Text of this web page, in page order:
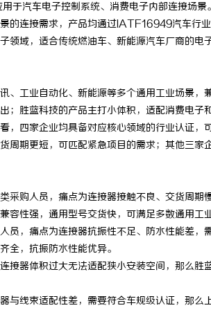
于汽车电子控制系统、消费电子内部连接场景。
的连接需求，产品均通过IATF16949汽车行
领域，适合传统燃油车、新能源汽车厂商的电
、工业自动化、新能源等多个通用工业场景，
；胜蓝科技的产品主打小体积，适配消费电子
，四家企业均具备对应核心领域的行业认证，
周期更短，可匹配紧急项目的需求；其他三家
采购人员，痛点为连接器接触不良、交货周期
性强，通用型号交货快，可满足多数通用工
员，痛点为连接器抗振性不足、防水性能差，
全，抗振防水性能优异。
接器体积过大无法适配狭小安装空间，那么胜
与线束适配性差，需要符合车规级认证，那么